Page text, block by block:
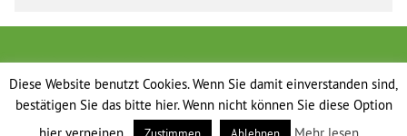
Diese Website benutzt Cookies. Wenn Sie damit einverstanden sind,
bestätigen Sie das bitte hier. Wenn nicht können Sie diese Option